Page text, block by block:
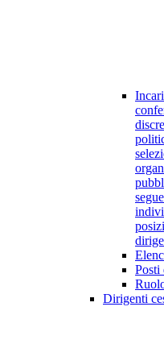
Posti
Dirigenti